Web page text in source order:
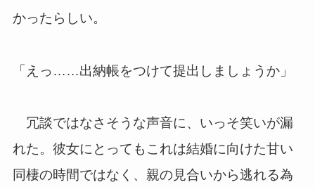
かったらしい。
「えっ……出納帳をつけて提出しましょうか」
冗談ではなさそうな声音に、いっそ笑いが漏
れた。彼女にとってもこれは結婚に向けた甘い
同棲の時間ではなく、親の見合いから逃れる為